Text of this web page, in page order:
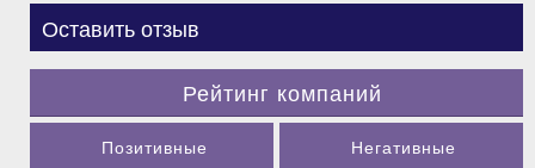
Оставить отзыв
Рейтинг компаний
Позитивные Негативные